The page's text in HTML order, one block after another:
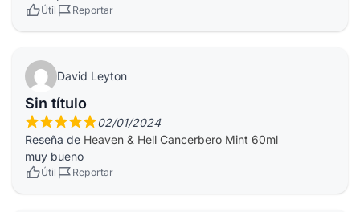
Útil Reportar
David Leyton
Sin título
02/01/2024
Reseña de Heaven & Hell Cancerbero Mint 60ml
muy bueno
Útil Reportar